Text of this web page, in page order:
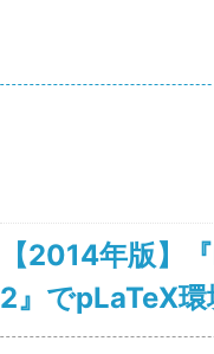
【2014年版】
2』でpLaTeX